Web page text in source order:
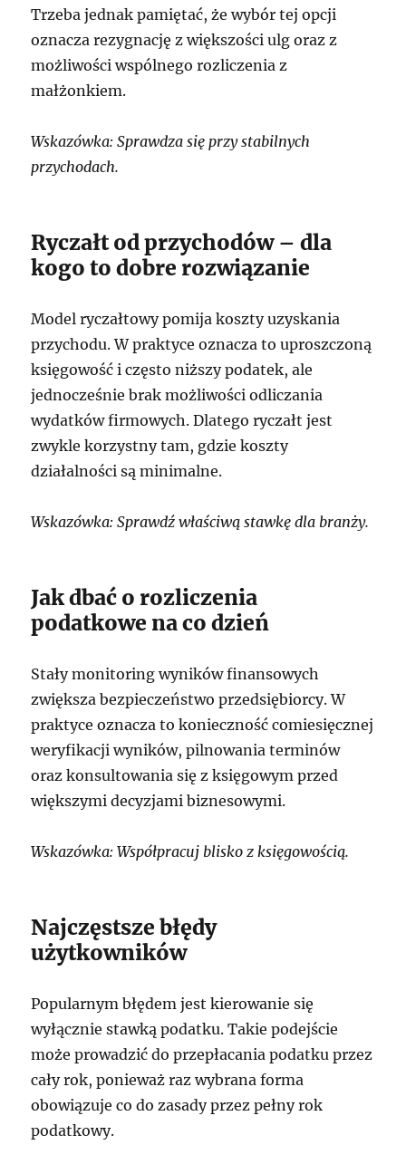
Trzeba jednak pamiętać, że wybór tej opcji
oznacza rezygnację z większości ulg oraz z
możliwości wspólnego rozliczenia z
małżonkiem.
Wskazówka: Sprawdza się przy stabilnych
przychodach.
Ryczałt od przychodów – dla
kogo to dobre rozwiązanie
Model ryczałtowy pomija koszty uzyskania
przychodu. W praktyce oznacza to uproszczoną
księgowość i często niższy podatek, ale
jednocześnie brak możliwości odliczania
wydatków firmowych. Dlatego ryczałt jest
zwykle korzystny tam, gdzie koszty
działalności są minimalne.
Wskazówka: Sprawdź właściwą stawkę dla branży.
Jak dbać o rozliczenia
podatkowe na co dzień
Stały monitoring wyników finansowych
zwiększa bezpieczeństwo przedsiębiorcy. W
praktyce oznacza to konieczność comiesięcznej
weryfikacji wyników, pilnowania terminów
oraz konsultowania się z księgowym przed
większymi decyzjami biznesowymi.
Wskazówka: Współpracuj blisko z księgowością.
Najczęstsze błędy
użytkowników
Popularnym błędem jest kierowanie się
wyłącznie stawką podatku. Takie podejście
może prowadzić do przepłacania podatku przez
cały rok, ponieważ raz wybrana forma
obowiązuje co do zasady przez pełny rok
podatkowy.